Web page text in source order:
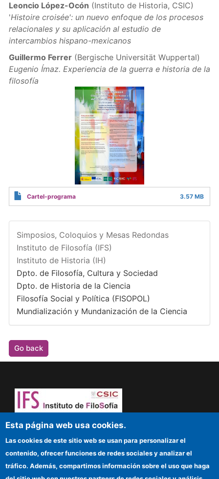
Leoncio López-Ocón (Instituto de Historia, CSIC)
'Histoire croisée': un nuevo enfoque de los procesos
relacionales y su aplicación al estudio de
intercambios hispano-mexicanos
Guillermo Ferrer(Bergische Universität Wuppertal)
Eugenio Ímaz. Experiencia de la guerra e historia de la
filosofía
Cartel-programa 3.57 MB
Simposios, Coloquios y Mesas Redondas
Instituto de Filosofía (IFS)
Instituto de Historia (IH)
Dpto. de Filosofía, Cultura y Sociedad
Dpto. de Historia de la Ciencia
Filosofía Social y Política (FISOPOL)
Mundialización y Mundanización de la Ciencia
Go back
Dare to think! Sapere aude!
IFS
Esta página web usa cookies.
Las cookies de este sitio web se usan para personalizar el
contenido, ofrecer funciones de redes sociales y analizar el
tráfico. Además, compartimos información sobre el uso que haga